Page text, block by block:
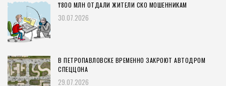
₸800 МЛН ОТДАЛИ ЖИТЕЛИ СКО МОШЕННИКАМ
30.07.2026
В ПЕТРОПАВЛОВСКЕ ВРЕМЕННО ЗАКРОЮТ АВТОДРОМ
СПЕЦЦОНА
29.07.2026